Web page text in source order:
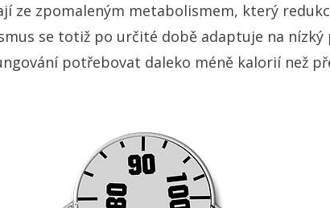
ze zpomaleným metabolismem, který
se totiž po určité době adaptuje na
potřebovat daleko méně kalorií než